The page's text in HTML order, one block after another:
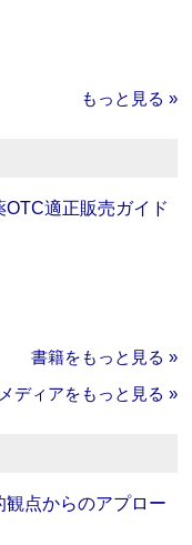
もっと見る »
OTC適正販売ガイド
書籍をもっと見る »
ディアをもっと見る »
点からのアプロー